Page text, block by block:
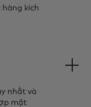
kích
nhất và
mặt